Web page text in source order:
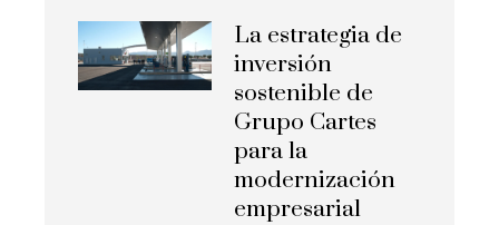
La estrategia de
inversión
sostenible de
Grupo Cartes
para la
modernización
empresarial